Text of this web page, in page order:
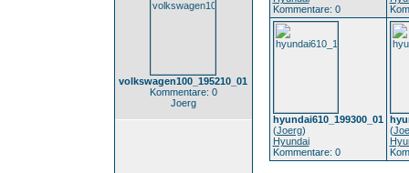
volkswagen100_195210_01
Kommentare: 0
Joerg
Kommentare: 0
hyundai610_199300_01
(Joerg)
Hyundai
Kommentare: 0
(